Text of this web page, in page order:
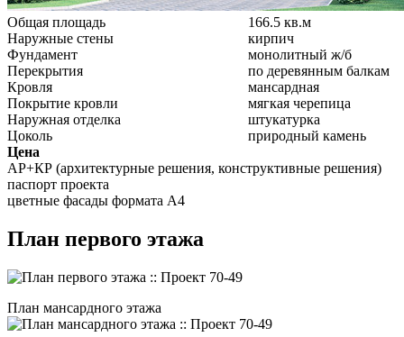
Общая площадь
166.5 кв.м
Наружные стены
кирпич
Фундамент
монолитный ж/б
Перекрытия
по деревянным балкам
Кровля
мансардная
Покрытие кровли
мягкая черепица
Наружная отделка
штукатурка
Цоколь
природный камень
Цена
АР+КР (архитектурные решения, конструктивные решения)
паспорт проекта
цветные фасады формата А4
План первого этажа
План мансардного этажа